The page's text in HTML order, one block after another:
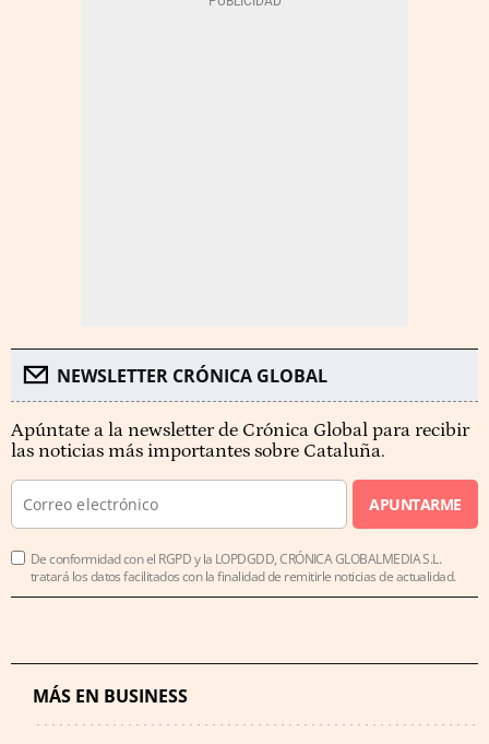
NEWSLETTER CRÓNICA GLOBAL
Apúntate a la newsletter de Crónica Global para recibir
las noticias más importantes sobre Cataluña.
APUNTARME
De conformidad con el RGPD y la LOPDGDD, CRÓNICA GLOBALMEDIA S.L.
tratará los datos facilitados con la finalidad de remitirle noticias de actualidad.
MÁS EN BUSINESS